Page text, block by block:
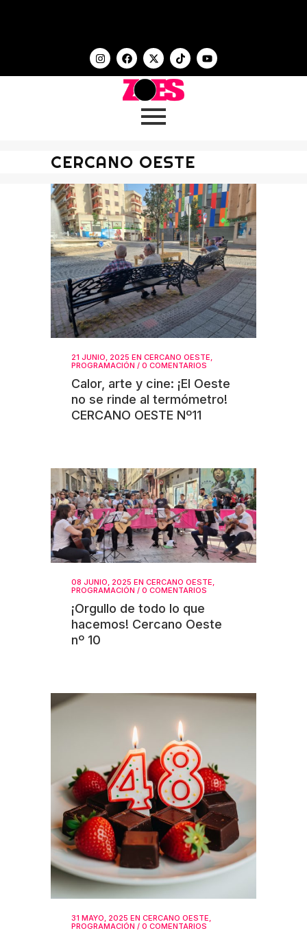
CERCANO OESTE
21 JUNIO, 2025 EN CERCANO OESTE,
PROGRAMACIÓN / 0 COMENTARIOS
Calor, arte y cine: ¡El Oeste
no se rinde al termómetro!
CERCANO OESTE Nº11
08 JUNIO, 2025 EN CERCANO OESTE,
PROGRAMACIÓN / 0 COMENTARIOS
¡Orgullo de todo lo que
hacemos! Cercano Oeste
nº 10
31 MAYO, 2025 EN CERCANO OESTE,
PROGRAMACIÓN / 0 COMENTARIOS